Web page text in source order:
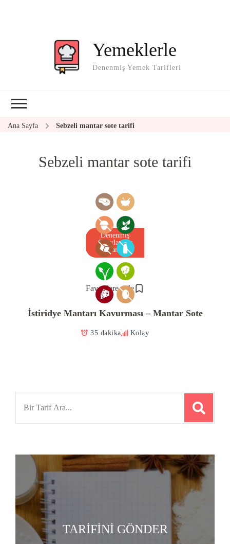
Yemeklerle
Denenmiş Yemek Tarifleri
Ana Sayfa Sebzeli mantar sote tarifi
Sebzeli mantar sote tarifi
Favorilere ekle
Denenmiş
Onaylanmış
Tarif
İstiridye Mantarı Kavurması – Mantar Sote
35 dakika Kolay
TARİFİNİ GÖNDER